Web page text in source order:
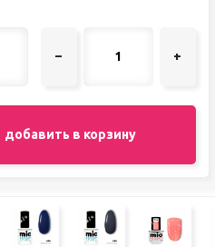
– +
добавить в корзину